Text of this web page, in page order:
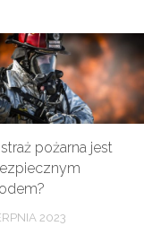
pożarna jest
2023